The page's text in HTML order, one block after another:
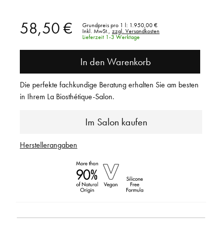
58,50 € Grundpreis pro 1 l: 1.950,00 €
Inkl. MwSt.,
zzgl. Versandkosten
Lieferzeit 1-3 Werktage
In den Warenkorb
Im Salon kaufen
Die perfekte fachkundige Beratung erhalten Sie am besten
in Ihrem La Biosthétique-Salon.
Herstellerangaben